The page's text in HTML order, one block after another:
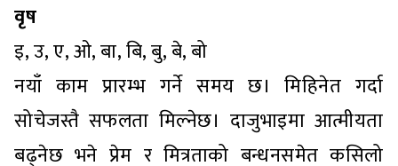
वृष
इ, उ, ए, ओ, बा, बि, बु, बे, बो
नयाँ काम प्रारम्भ गर्ने समय छ। मिहिनेत गर्दा
सोचेजस्तै सफलता मिल्नेछ। दाजुभाइमा आत्मीयता
बढ्नेछ भने प्रेम र मित्रताको बन्धनसमेत कसिलो